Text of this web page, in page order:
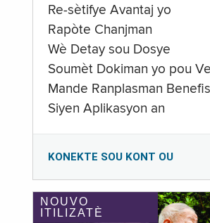
Re-sètifye Avantaj yo
Rapòte Chanjman
Wè Detay sou Dosye
Soumèt Dokiman yo pou
Mande Ranplasman
Siyen Aplikasyon an
KONEKTE SOU KONT OU
NOUVO
ITILIZATÈ